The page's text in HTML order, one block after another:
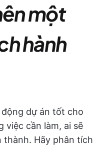
một
hành
dự án tốt cho
việc cần làm, ai sẽ
thành. Hãy phân tích